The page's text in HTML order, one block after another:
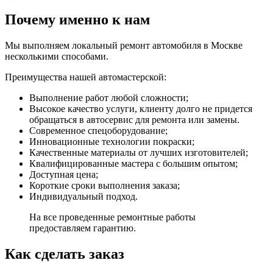
Почему именно к нам
Мы выполняем локальный ремонт автомобиля в Москве
несколькими способами.
Преимущества нашей автомастерской:
Выполнение работ любой сложности;
Высокое качество услуги, клиенту долго не придется
обращаться в автосервис для ремонта или замены.
Современное спецоборудование;
Инновационные технологии покраски;
Качественные материалы от лучших изготовителей;
Квалифицированные мастера с большим опытом;
Доступная цена;
Короткие сроки выполнения заказа;
Индивидуальный подход.
На все проведенные ремонтные работы
предоставляем гарантию.
Как сделать заказ